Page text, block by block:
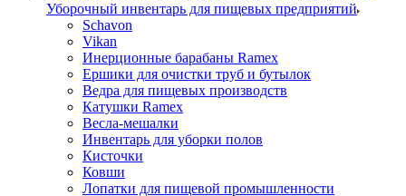
Уборочный инвентарь для пищевых предприятий
Schavon
Vikan
Инерционные барабаны Ramex
Ершики для очистки труб и бутылок
Ведра для пищевых производств
Катушки Ramex
Весла-мешалки
Инвентарь для уборки полов
Кисточки
Ковши
Лопатки для пищевой промышленности